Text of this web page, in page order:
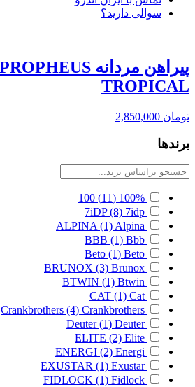
سوالی دارید؟
TROPICAL
تومان
برندها
100%
(11)
100
7iDP (8) 7idp
ALPINA (1) Alpina
BBB (1) Bbb
Beto (1) Beto
BRUNOX (3) Brunox
BTWIN (1) Btwin
CAT (1) Cat
Crankbrothers (4) Crankbrothers
Deuter (1) Deuter
ELITE (2) Elite
ENERGI (2) Energi
EXUSTAR (1) Exustar
FIDLOCK (1) Fidlock